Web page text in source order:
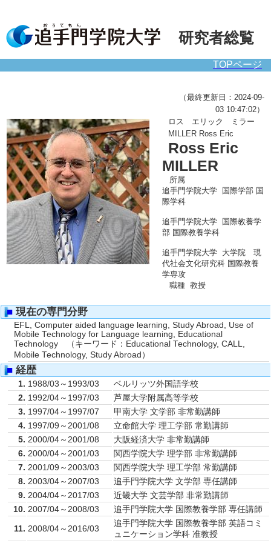
研究者総覧
TOPページ
（最終更新日：2024-09-
03 10:47:02）
ロス エリック ミラー
MILLER Ross Eric
Ross Eric
MILLER
所属
追手門学院大学 国際学部 国
際学科
追手門学院大学 国際教養学
部 国際教養学科
追手門学院大学 大学院 現
代社会文化研究科 国際教養
学専攻
職種 教授
■ 現在の専門分野
EFL, Computer aided language learning, Study Abroad, Use of
Mobile Technology for Language learning, Educational
Technology （キーワード：Educational Technology, CALL,
Mobile Technology, Study Abroad）
■ 経歴
1. 1988/03～1993/03
ベルリッツ外国語学校
2. 1992/04～1997/03
芦屋大学附属高等学校
3. 1997/04～1997/07
甲南大学 文学部 非常勤講師
4. 1997/09～2001/08
立命館大学 理工学部 常勤講師
5. 2000/04～2001/08
大阪経済大学 非常勤講師
6. 2000/04～2001/03
関西学院大学 理学部 非常勤講師
7. 2001/09～2003/03
関西学院大学 理工学部 常勤講師
8. 2003/04～2007/03
追手門学院大学 文学部 専任講師
9. 2004/04～2017/03
近畿大学 文芸学部 非常勤講師
10. 2007/04～2008/03 追手門学院大学 国際教養学部 専任講師
11. 2008/04～2016/03
追手門学院大学 国際教養学部 英語コミ
ュニケーション学科 准教授